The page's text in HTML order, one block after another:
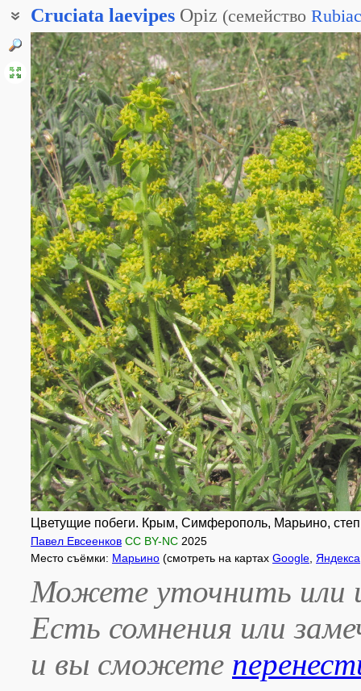
Cruciata laevipes Opiz (семейство
Круциата гладенькая
Круциата гладкая
Круциата гладконогая
Круциата гладконожковая
Подмаренник крестовый
Подмаренник крестообразный
Цветущие побеги. Крым, Симферополь, Марьино,
Павел Евсеенков CC BY-NC 2025
Место съёмки: Марьино (смотреть на картах Google Яндекса
Можете уточнить или
Есть сомнения или
и вы сможете